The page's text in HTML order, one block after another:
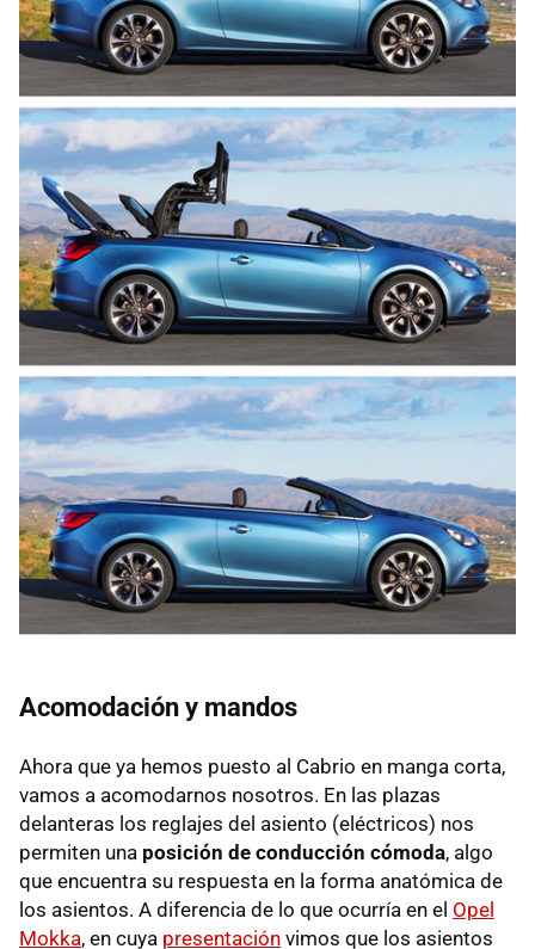
Acomodación y mandos
Ahora que ya hemos puesto al Cabrio en manga corta,
vamos a acomodarnos nosotros. En las plazas
delanteras los reglajes del asiento (eléctricos) nos
permiten una posición de conducción cómoda, algo
que encuentra su respuesta en la forma anatómica de
los asientos. A diferencia de lo que ocurría en el Opel
Mokka, en cuya presentación vimos que los asientos